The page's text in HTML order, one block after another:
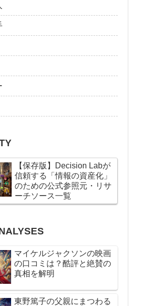
【保存版】Decision Labが
信頼する「情報の資産化」
のための公式参照元・リサ
ーチソース一覧
マイケルジャクソンの映画
の口コミは？酷評と絶賛の
真相を解明
東野篤子の父親にまつわる